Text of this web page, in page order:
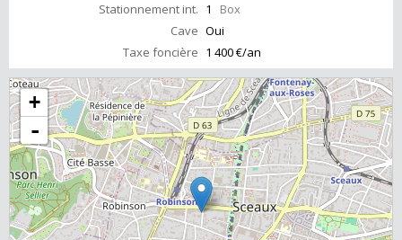
Stationnement int. 1 Box
Cave Oui
Taxe foncière 1 400 €/an
+
-